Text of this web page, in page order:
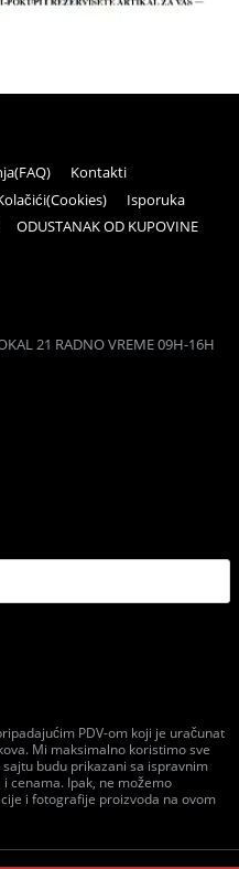
Kontakti
Isporuka
ODUSTANAK OD KUPOVINE
21 RADNO VREME 09H-16H
PDV-om koji je uračunat
Mi maksimalno koristimo sve
budu prikazani sa ispravnim
cenama. Ipak, ne možemo
i fotografije proizvoda na ovom